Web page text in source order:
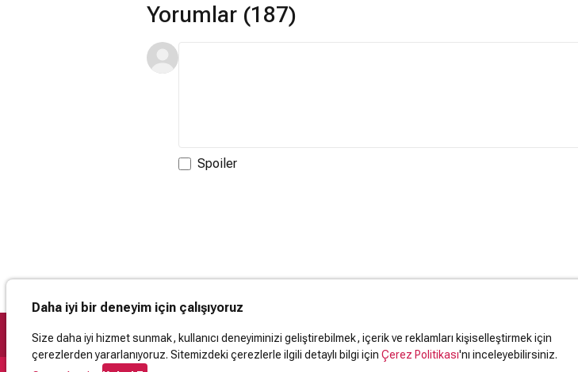
Yorumlar (187)
Spoiler
Daha iyi bir deneyim için çalışıyoruz
Size daha iyi hizmet sunmak, kullanıcı deneyiminizi geliştirebilmek, içerik ve reklamları kişiselleştirmek için
çerezlerden yararlanıyoruz. Sitemizdeki çerezlerle ilgili detaylı bilgi için Çerez Politikası'nı inceleyebilirsiniz.